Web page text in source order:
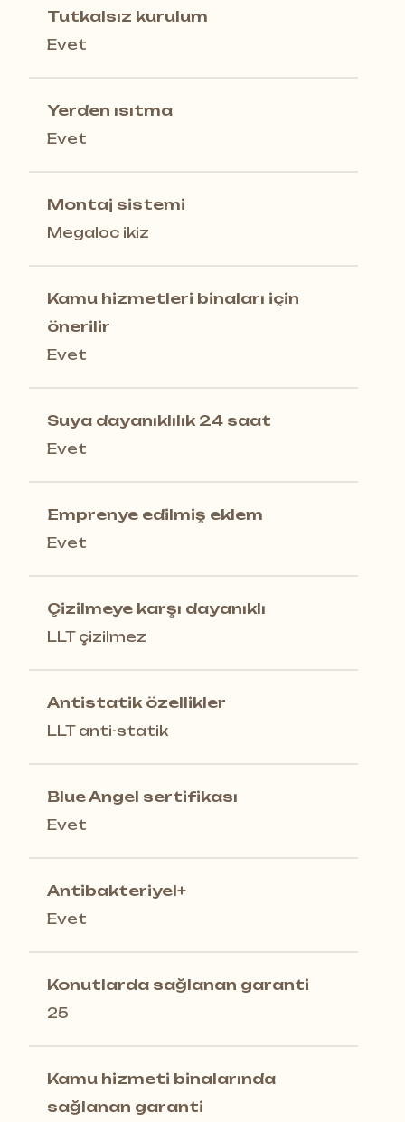
Tutkalsız kurulum
Evet
Yerden ısıtma
Evet
Montaj sistemi
Megaloc ikiz
Kamu hizmetleri binaları için
önerilir
Evet
Suya dayanıklılık 24 saat
Evet
Emprenye edilmiş eklem
Evet
Çizilmeye karşı dayanıklı
LLT çizilmez
Antistatik özellikler
LLT anti-statik
Blue Angel sertifikası
Evet
Antibakteriyel+
Evet
Konutlarda sağlanan garanti
25
Kamu hizmeti binalarında
sağlanan garanti